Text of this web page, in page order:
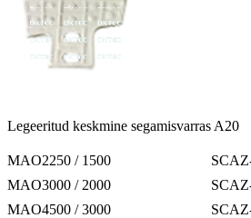
Legeeritud keskmine segamisvarras A20
MAO2250 / 1500
MAO3000 / 2000
MAO4500 / 3000